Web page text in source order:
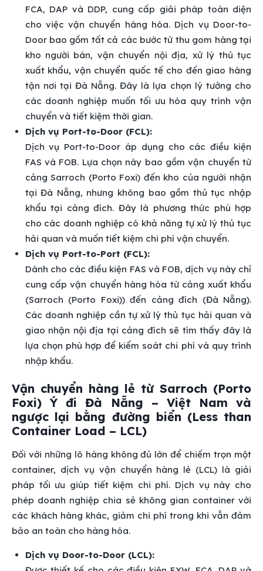
FCA, DAP và DDP, cung cấp giải pháp toàn diện
cho việc vận chuyển hàng hóa. Dịch vụ Door-to-
Door bao gồm tất cả các bước từ thu gom hàng tại
kho người bán, vận chuyển nội địa, xử lý thủ tục
xuất khẩu, vận chuyển quốc tế cho đến giao hàng
tận nơi tại Đà Nẵng. Đây là lựa chọn lý tưởng cho
các doanh nghiệp muốn tối ưu hóa quy trình vận
chuyển và tiết kiệm thời gian.
Dịch vụ Port-to-Door (FCL):
Dịch vụ Port-to-Door áp dụng cho các điều kiện
FAS và FOB. Lựa chọn này bao gồm vận chuyển từ
cảng Sarroch (Porto Foxi) đến kho của người nhận
tại Đà Nẵng, nhưng không bao gồm thủ tục nhập
khẩu tại cảng đích. Đây là phương thức phù hợp
cho các doanh nghiệp có khả năng tự xử lý thủ tục
hải quan và muốn tiết kiệm chi phí vận chuyển.
Dịch vụ Port-to-Port (FCL):
Dành cho các điều kiện FAS và FOB, dịch vụ này chỉ
cung cấp vận chuyển hàng hóa từ cảng xuất khẩu
(Sarroch (Porto Foxi)) đến cảng đích (Đà Nẵng).
Các doanh nghiệp cần tự xử lý thủ tục hải quan và
giao nhận nội địa tại cảng đích sẽ tìm thấy đây là
lựa chọn phù hợp để kiểm soát chi phí và quy trình
nhập khẩu.
Vận chuyển hàng lẻ từ Sarroch (Porto
Foxi) Ý đi Đà Nẵng – Việt Nam và
ngược lại bằng đường biển (Less than
Container Load – LCL)
Đối với những lô hàng không đủ lớn để chiếm trọn một
container, dịch vụ vận chuyển hàng lẻ (LCL) là giải
pháp tối ưu giúp tiết kiệm chi phí. Dịch vụ này cho
phép doanh nghiệp chia sẻ không gian container với
các khách hàng khác, giảm chi phí trong khi vẫn đảm
bảo an toàn cho hàng hóa.
Dịch vụ Door-to-Door (LCL):